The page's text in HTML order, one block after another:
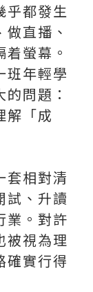
乎都發生
直播、
螢幕。
班年輕學
問題：
解「成
套相對清
試、升讀
業。對許
被視為理
確實行得